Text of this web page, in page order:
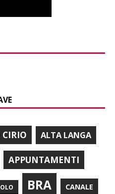
ALTA LANGA
APPUNTAMENTI
BRA CANALE